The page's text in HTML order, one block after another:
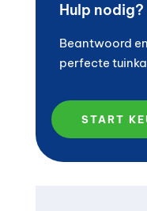
Hulp nodig?
Beantwoord
perfecte
START